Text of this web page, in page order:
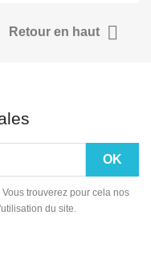
Retour en haut 
trouverez pour cela nos
du site.